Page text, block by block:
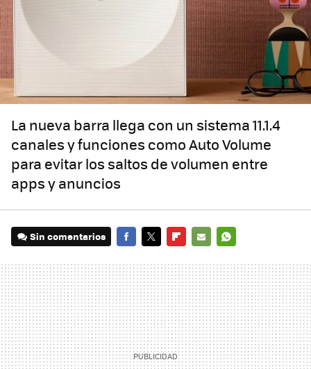
La nueva barra llega con un sistema 11.1.4
canales y funciones como Auto Volume
para evitar los saltos de volumen entre
apps y anuncios
Sin comentarios
MAIL